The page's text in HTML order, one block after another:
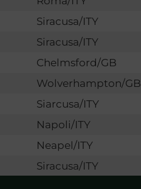
Siracusa/ITY
Siracusa/ITY
Chelmsford/GB
Wolverhampton/GB
Siarcusa/ITY
Napoli/ITY
Neapel/ITY
Siracusa/ITY